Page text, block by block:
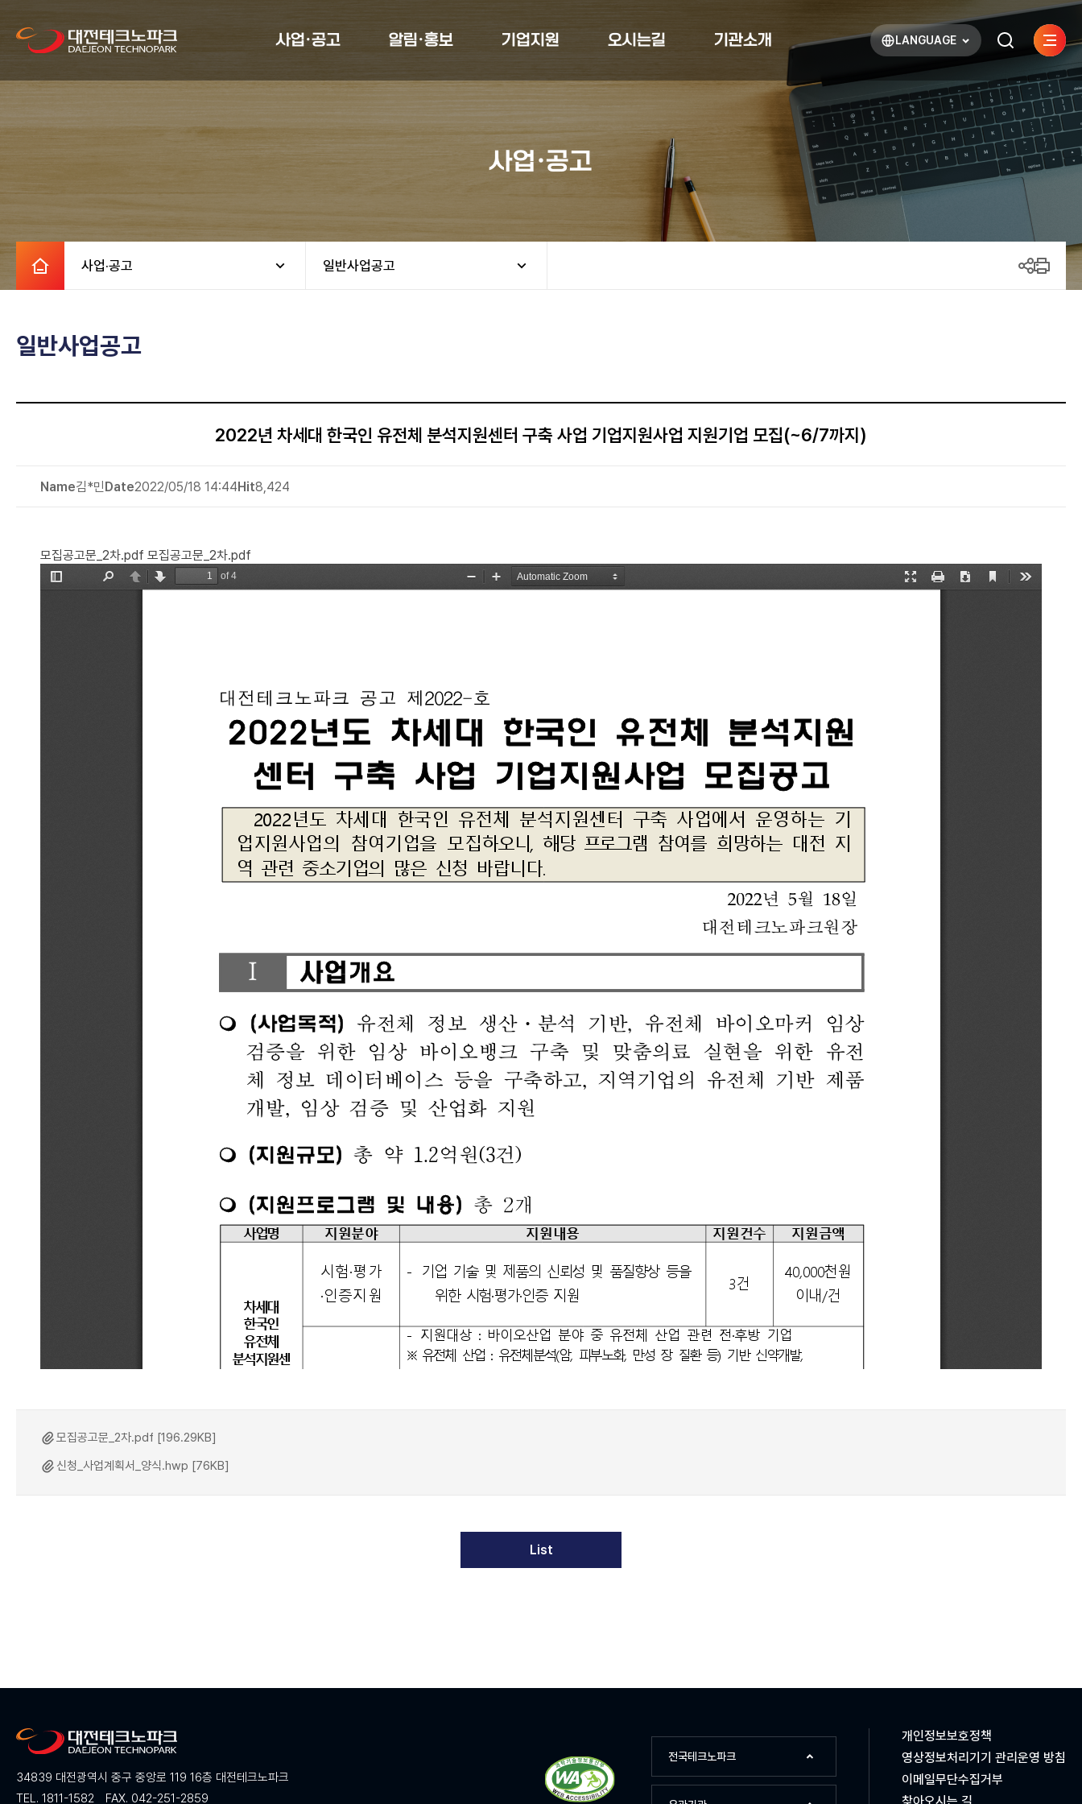
사업·공고 알림·홍보 기업지원 오시는길 기관소개 LANGUAGE
열기 검색하기
사이트
열기
사업·공고
사업·공고 일반사업공고
일반사업공고
2022년 차세대 한국인 유전체 분석지원센터 구축 사업 기업지원사업 지원기업 모집(~6/7까지)
Name김*민Date2022/05/18 14:44Hit8,424
모집공고문_2차.pdf 모집공고문_2차.pdf
모집공고문_2차.pdf [196.29KB]
신청_사업계획서_양식.hwp [76KB]
List
34839 대전광역시 중구 중앙로 119 16층 대전테크노파크
TEL. 1811-1582
FAX. 042-251-2859
전국테크노파크
개인정보보호정책
영상정보처리기기 관리운영 방침
이메일무단수집거부